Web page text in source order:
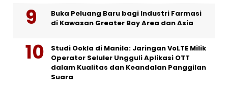
Buka Peluang Baru bagi Industri Farmasi
di Kawasan Greater Bay Area dan Asia
Studi Ookla di Manila: Jaringan VoLTE Milik
Operator Seluler Ungguli Aplikasi OTT
dalam Kualitas dan Keandalan Panggilan
Suara